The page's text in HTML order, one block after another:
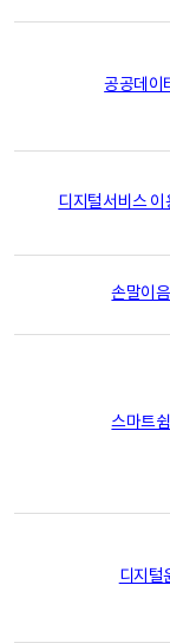
공공데이
디지털서비스 이
손말이
스마트
디지털